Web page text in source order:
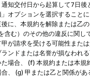
知交付日から起算して7日
オプションを選択するこ
に、本規約を解除または乙
含む）のその他の違反に関
が請求を受ける可能性また
ンドまたは名誉が損なわれ
場合、 (f) 本規約または本
、 (g) 甲または乙と関係が